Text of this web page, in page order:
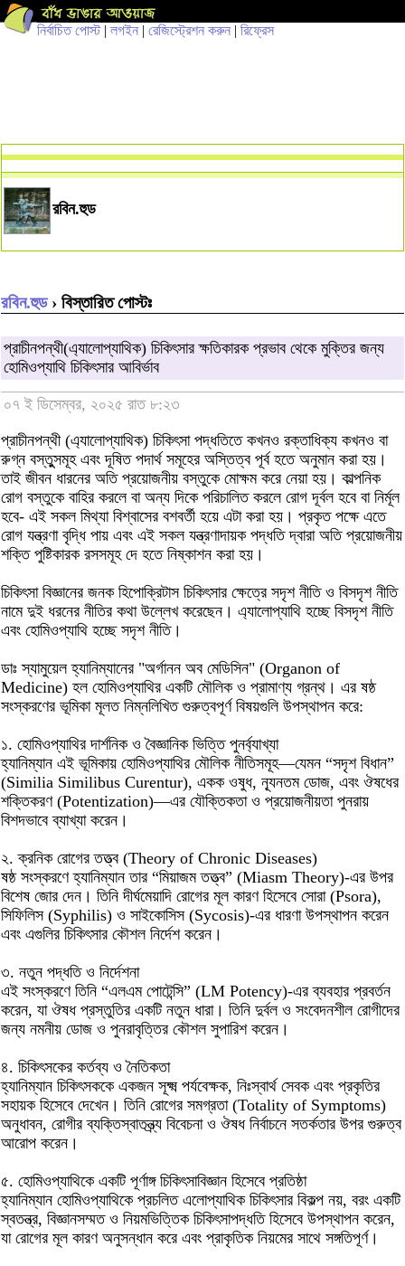
নির্বাচিত পোস্ট| লগইন | রেজিস্ট্রেশন করুন | রিফ্রেস
রবিন.হুড
রবিন.হুড› বিস্তারিত পোস্টঃ
প্রাচীনপন্থী(এ্যালোপ্যাথিক) চিকিৎসার ক্ষতিকারক প্রভাব থেকে মুক্তির জন্য
হোমিওপ্যাথি চিকিৎসার আবির্ভাব
০৭ ই ডিসেম্বর, ২০২৫ রাত ৮:২৩
প্রাচীনপন্থী (এ্যালোপ্যাথিক) চিকিৎসা পদ্ধতিতে কখনও রক্তাধিক্য কখনও বা
রুগ্ন বস্তুুসমূহ এবং দূষিত পদার্থ সমূহের অস্তিত্ব পূর্ব হতে অনুমান করা হয়।
তাই জীবন ধারনের অতি প্রয়োজনীয় বস্তুকে মোক্ষম করে নেয়া হয়। কাল্পনিক
রোগ বস্তুকে বাহির করলে বা অন্য দিকে পরিচালিত করলে রোগ দূর্বল হবে বা নির্মূল
হবে- এই সকল মিথ্যা বিশ্বাসের বশবর্তী হয়ে এটা করা হয়। প্রকৃত পক্ষে এতে
রোগ যন্ত্রণা বৃদ্ধি পায় এবং এই সকল যন্ত্রণাদায়ক পদ্ধতি দ্বারা অতি প্রয়োজনীয়
শক্তি পুষ্টিকারক রসসমূহ দে হতে নিষ্কাশন করা হয়।
চিকিৎসা বিজ্ঞানের জনক হিপোক্রিটাস চিকিৎসার ক্ষেত্রে সদৃশ নীতি ও বিসদৃশ নীতি
নামে দুই ধরনের নীতির কথা উল্লেখ করেছেন। এ্যালোপ্যাথি হচ্ছে বিসদৃশ নীতি
এবং হোমিওপ্যাথি হচ্ছে সদৃশ নীতি।
ডাঃ স্যামুয়েল হ্যানিম্যানের "অর্গানন অব মেডিসিন" (Organon of
Medicine) হল হোমিওপ্যাথির একটি মৌলিক ও প্রামাণ্য গ্রন্থ। এর ষষ্ঠ
সংস্করণের ভূমিকা মূলত নিম্নলিখিত গুরুত্বপূর্ণ বিষয়গুলি উপস্থাপন করে:
১. হোমিওপ্যাথির দার্শনিক ও বৈজ্ঞানিক ভিত্তি পুনর্ব্যাখ্যা
হ্যানিম্যান এই ভূমিকায় হোমিওপ্যাথির মৌলিক নীতিসমূহ—যেমন “সদৃশ বিধান”
(Similia Similibus Curentur), একক ওষুধ, ন্যূনতম ডোজ, এবং ঔষধের
শক্তিকরণ (Potentization)—এর যৌক্তিকতা ও প্রয়োজনীয়তা পুনরায়
বিশদভাবে ব্যাখ্যা করেন।
২. ক্রনিক রোগের তত্ত্ব (Theory of Chronic Diseases)
ষষ্ঠ সংস্করণে হ্যানিম্যান তার “মিয়াজম তত্ত্ব” (Miasm Theory)-এর উপর
বিশেষ জোর দেন। তিনি দীর্ঘমেয়াদি রোগের মূল কারণ হিসেবে সোরা (Psora),
সিফিলিস (Syphilis) ও সাইকোসিস (Sycosis)-এর ধারণা উপস্থাপন করেন
এবং এগুলির চিকিৎসার কৌশল নির্দেশ করেন।
৩. নতুন পদ্ধতি ও নির্দেশনা
এই সংস্করণে তিনি “এলএম পোটেন্সি” (LM Potency)-এর ব্যবহার প্রবর্তন
করেন, যা ঔষধ প্রস্তুতির একটি নতুন ধারা। তিনি দুর্বল ও সংবেদনশীল রোগীদের
জন্য নমনীয় ডোজ ও পুনরাবৃত্তির কৌশল সুপারিশ করেন।
৪. চিকিৎসকের কর্তব্য ও নৈতিকতা
হ্যানিম্যান চিকিৎসককে একজন সূক্ষ্ম পর্যবেক্ষক, নিঃস্বার্থ সেবক এবং প্রকৃতির
সহায়ক হিসেবে দেখেন। তিনি রোগের সমগ্রতা (Totality of Symptoms)
অনুধাবন, রোগীর ব্যক্তিস্বাতন্ত্র্য বিবেচনা ও ঔষধ নির্বাচনে সতর্কতার উপর গুরুত্ব
আরোপ করেন।
৫. হোমিওপ্যাথিকে একটি পূর্ণাঙ্গ চিকিৎসাবিজ্ঞান হিসেবে প্রতিষ্ঠা
হ্যানিম্যান হোমিওপ্যাথিকে প্রচলিত এলোপ্যাথিক চিকিৎসার বিকল্প নয়, বরং একটি
স্বতন্ত্র, বিজ্ঞানসম্মত ও নিয়মভিত্তিক চিকিৎসাপদ্ধতি হিসেবে উপস্থাপন করেন,
যা রোগের মূল কারণ অনুসন্ধান করে এবং প্রাকৃতিক নিয়মের সাথে সঙ্গতিপূর্ণ।